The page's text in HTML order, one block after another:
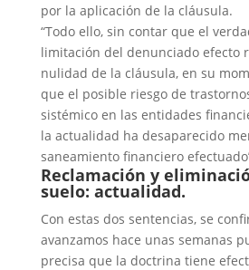
por la aplicación de la cláusula.
“Todo ello, sin contar que el
limitación del denunciado efecto
nulidad de la cláusula, en su
que el posible riesgo de
sistémico en las entidades
la actualidad ha desaparecido
saneamiento financiero
Reclamación y
suelo: actualidad.
Con estas dos sentencias, se
avanzamos hace unas semanas
precisa que la doctrina tiene